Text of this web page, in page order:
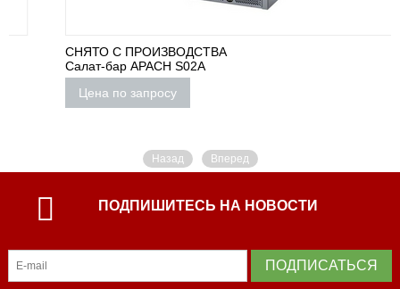
СНЯТО С ПРОИЗВОДСТВА
Салат-бар APACH S02A
Цена по запросу
Назад Вперед
ПОДПИШИТЕСЬ НА НОВОСТИ
ПОДПИСАТЬСЯ